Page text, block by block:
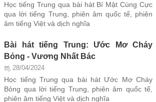
Học tiếng Trung qua bài hát Bí Mật Cùng Cực
qua lời tiếng Trung, phiên âm quốc tế, phiên
âm tiếng Việt và dịch nghĩa
Bài hát tiếng Trung: Ước Mơ Cháy
Bỏng - Vương Nhất Bác
28/04/2024
Học tiếng Trung qua bài hát Ước Mơ Cháy
Bỏng qua lời tiếng Trung, phiên âm quốc tế,
phiên âm tiếng Việt và dịch nghĩa